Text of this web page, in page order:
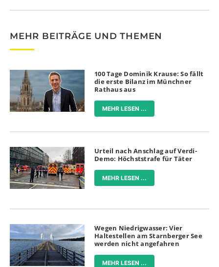
MEHR BEITRÄGE UND THEMEN
100 Tage Dominik Krause: So fällt
die erste Bilanz im Münchner
Rathaus aus
MEHR LESEN ...
Urteil nach Anschlag auf Verdi-
Demo: Höchststrafe für Täter
MEHR LESEN ...
Wegen Niedrigwasser: Vier
Haltestellen am Starnberger See
werden nicht angefahren
MEHR LESEN ...